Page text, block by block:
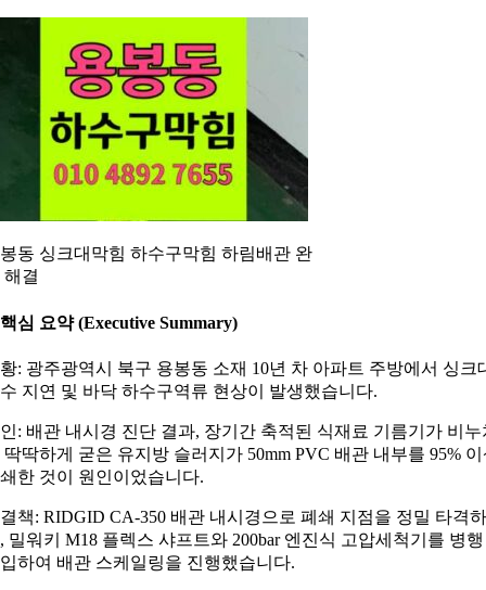
동 싱크대막힘 하수구막힘 하림배관 완
해결
심 요약 (Executive Summary)
: 광주광역시 북구 용봉동 소재 10년 차 아파트 주방에서 싱크
지연 및 바닥 하수구역류 현상이 발생했습니다.
: 배관 내시경 진단 결과, 장기간 축적된 식재료 기름기가 비누
딱딱하게 굳은 유지방 슬러지가 50mm PVC 배관 내부를 95% 이
한 것이 원인이었습니다.
책: RIDGID CA-350 배관 내시경으로 폐쇄 지점을 정밀 타격하
밀워키 M18 플렉스 샤프트와 200bar 엔진식 고압세척기를 병행
하여 배관 스케일링을 진행했습니다.